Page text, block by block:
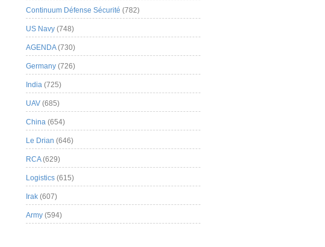
Continuum Défense Sécurité (782)
US Navy (748)
AGENDA(730)
Germany (726)
India (725)
UAV (685)
China (654)
Le Drian (646)
RCA(629)
Logistics (615)
Irak (607)
Army (594)